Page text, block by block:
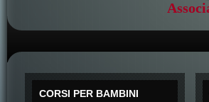
CORSI PER BAMBINI